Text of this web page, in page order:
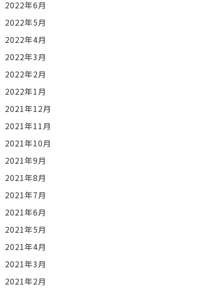
2022年6月
2022年5月
2022年4月
2022年3月
2022年2月
2022年1月
2021年12月
2021年11月
2021年10月
2021年9月
2021年8月
2021年7月
2021年6月
2021年5月
2021年4月
2021年3月
2021年2月